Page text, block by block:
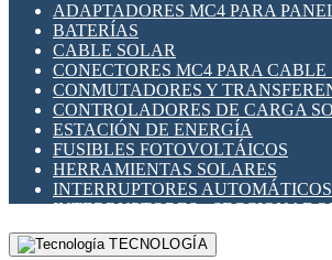
ADAPTADORES MC4 PARA
BATERÍAS
CABLE SOLAR
CONECTORES MC4 PARA CABLE
CONMUTADORES Y
CONTROLADORES DE CARGA
ESTACIÓN DE ENERGÍA
FUSIBLES FOTOVOLTÁICOS
HERRAMIENTAS SOLARES
INTERRUPTORES
INTERRUPTORES -
FOTOVOLTÁICOS
MONTAJE PANEL SOLAR
TECNOLOGÍA